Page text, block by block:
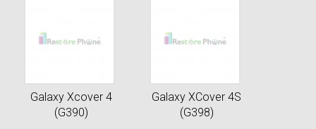
Galaxy Xcover 4
(G390)
Galaxy XCover 4S
(G398)